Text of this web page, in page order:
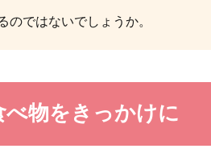
繰り返す男性心理と対処法
のではないでしょうか。
物をきっかけに